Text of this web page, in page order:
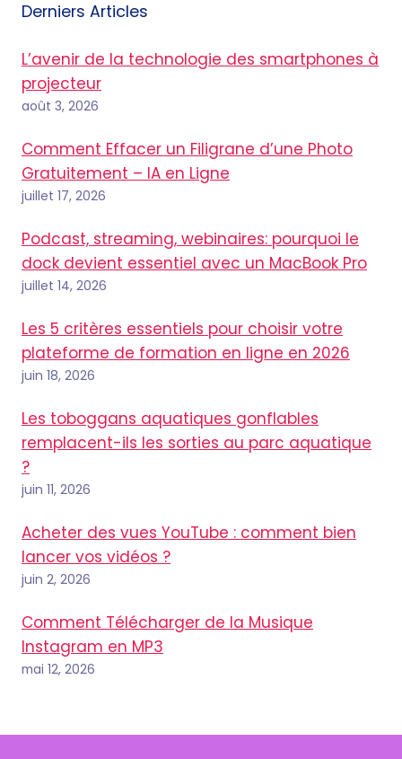
Derniers Articles
L’avenir de la technologie des smartphones à
projecteur
août 3, 2026
Comment Effacer un Filigrane d’une Photo
Gratuitement – IA en Ligne
juillet 17, 2026
Podcast, streaming, webinaires: pourquoi le
dock devient essentiel avec un MacBook Pro
juillet 14, 2026
Les 5 critères essentiels pour choisir votre
plateforme de formation en ligne en 2026
juin 18, 2026
Les toboggans aquatiques gonflables
remplacent-ils les sorties au parc aquatique
?
juin 11, 2026
Acheter des vues YouTube : comment bien
lancer vos vidéos ?
juin 2, 2026
Comment Télécharger de la Musique
Instagram en MP3
mai 12, 2026